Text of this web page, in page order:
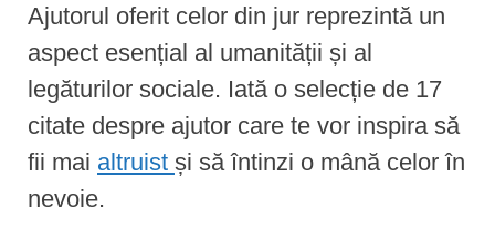
Ajutorul oferit celor din jur reprezintă un
aspect esențial al umanității și al
legăturilor sociale. Iată o selecție de 17
citate despre ajutor care te vor inspira să
fii mai altruist și să întinzi o mână celor în
nevoie.